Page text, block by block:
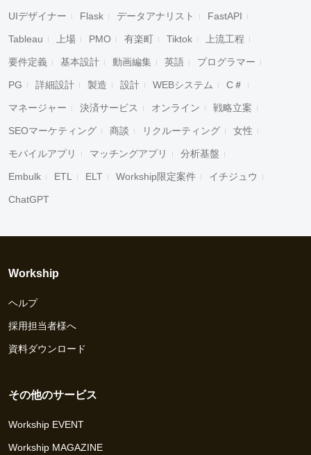
UIデザイナー Flask データアナリスト FastAPI
Tableau 上場 PMO 有楽町 Tiktok 上流工程
要件定義 基本設計 動画編集 英語 プログラマー
PG 詳細設計 製造 設計 WEBシステム C＃
マネージャー 決済サービス オンライン 戦略立案
SEOマーケティング 商談 リクルーティング 女性
モバイルアプリ マッチングアプリ 分析基盤
Embulk ETL ELT Workship限定案件 イチジュウ
ChatGPT
Workship
ヘルプ
採用担当者様へ
資料ダウンロード
その他のサービス
Workship EVENT
Workship MAGAZINE